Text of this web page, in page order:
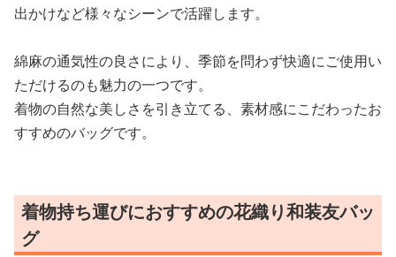
出かけなど様々なシーンで活躍します。
綿麻の通気性の良さにより、季節を問わず快適にご使用い
ただけるのも魅力の一つです。
着物の自然な美しさを引き立てる、素材感にこだわったお
すすめのバッグです。
着物持ち運びにおすすめの花織り和装友バッ
グ